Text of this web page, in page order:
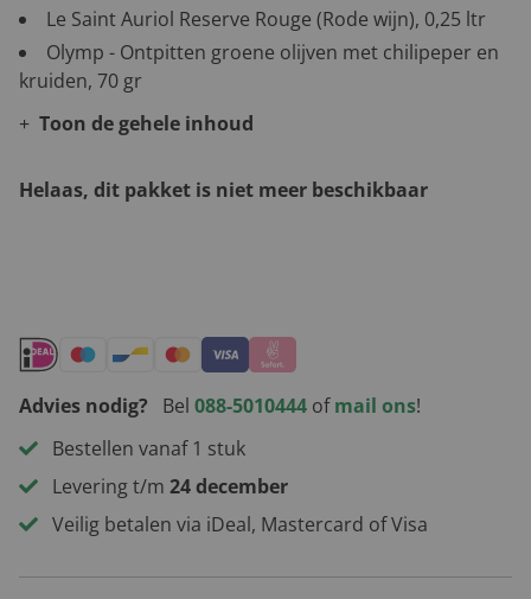
Le Saint Auriol Reserve Rouge (Rode wijn), 0,25 ltr
Olymp - Ontpitten groene olijven met chilipeper en
kruiden, 70 gr
Toon de gehele inhoud
Helaas, dit pakket is niet meer beschikbaar
Advies nodig? Bel 088-5010444 ofmail ons!
Bestellen vanaf 1 stuk
Levering t/m 24 december
Veilig betalen via iDeal, Mastercard of Visa